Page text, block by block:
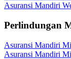
Asuransi Mandiri
Perlindungan
Asuransi Mandiri
Asuransi Mandiri